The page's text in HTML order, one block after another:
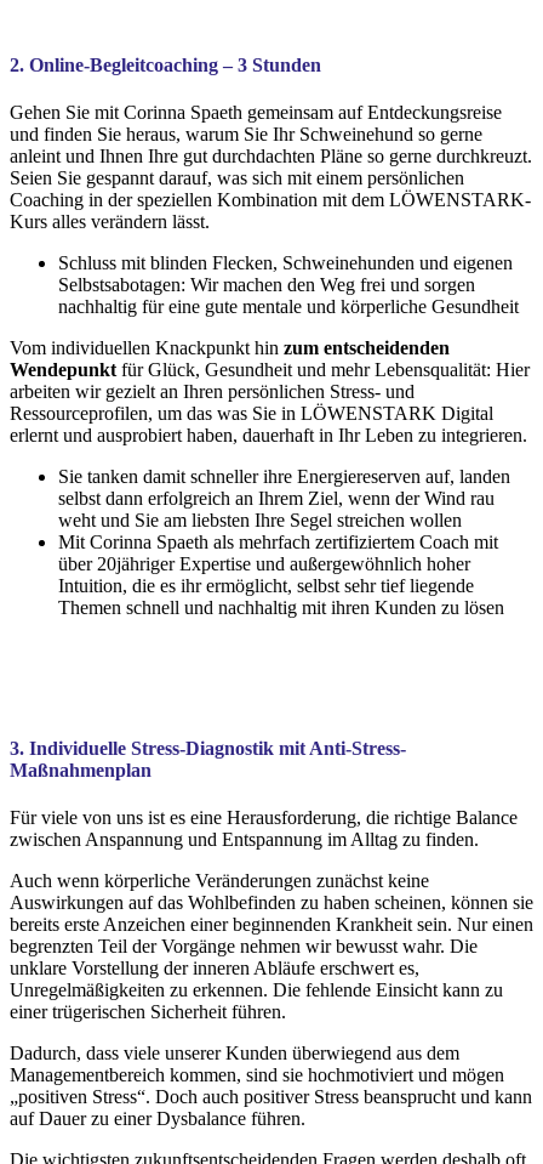
2. Online-Begleitcoaching –3 Stunden
Gehen Sie mit Corinna Spaeth gemeinsam auf Entdeckungsreise
und finden Sie heraus, warum Sie Ihr Schweinehund so gerne
anleint und Ihnen Ihre gut durchdachten Pläne so gerne durchkreuzt.
Seien Sie gespannt darauf, was sich mit einem persönlichen
Coaching in der speziellen Kombination mit dem LÖWENSTARK-
Kurs alles verändern lässt.
Schluss mit blinden Flecken, Schweinehunden und eigenen
Selbstsabotagen: Wir machen den Weg frei und sorgen
nachhaltig für eine gute mentale und körperliche Gesundheit
Vom individuellen Knackpunkt hin zum entscheidenden
Wendepunktfür Glück, Gesundheit und mehr Lebensqualität: Hier
arbeiten wir gezielt an Ihren persönlichen Stress- und
Ressourceprofilen, um das was Sie in LÖWENSTARK Digital
erlernt und ausprobiert haben, dauerhaft in Ihr Leben zu integrieren.
Sie tanken damit schneller ihre Energiereserven auf, landen
selbst dann erfolgreich an Ihrem Ziel, wenn der Wind rau
weht und Sie am liebsten Ihre Segel streichen wollen
Mit Corinna Spaeth als mehrfach zertifiziertem Coach mit
über 20jähriger Expertise und außergewöhnlich hoher
Intuition, die es ihr ermöglicht, selbst sehr tief liegende
Themen schnell und nachhaltig mit ihren Kunden zu lösen
3. Individuelle Stress-Diagnostik mit Anti-Stress-
Maßnahmenplan
Für viele von uns ist es eine Herausforderung, die richtige Balance
zwischen Anspannung und Entspannung im Alltag zu finden.
Auch wenn körperliche Veränderungen zunächst keine
Auswirkungen auf das Wohlbefinden zu haben scheinen, können sie
bereits erste Anzeichen einer beginnenden Krankheit sein. Nur einen
begrenzten Teil der Vorgänge nehmen wir bewusst wahr. Die
unklare Vorstellung der inneren Abläufe erschwert es,
Unregelmäßigkeiten zu erkennen. Die fehlende Einsicht kann zu
einer trügerischen Sicherheit führen.
Dadurch, dass viele unserer Kunden überwiegend aus dem
Managementbereich kommen, sind sie hochmotiviert und mögen
„positiven Stress“. Doch auch positiver Stress beansprucht und kann
auf Dauer zu einer Dysbalance führen.
Die wichtigsten zukunftsentscheidenden Fragen werden deshalb oft